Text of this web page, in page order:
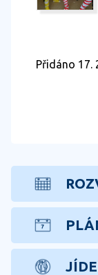
Přidáno 17.